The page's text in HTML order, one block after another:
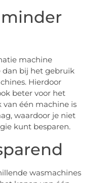
machine
bij het gebruik
Hierdoor
beter voor het
één machine is
waardoor je niet
kunt besparen.
wasmachines